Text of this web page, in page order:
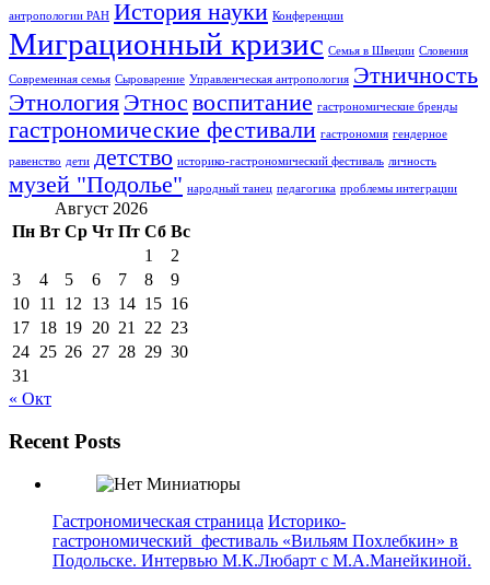
антропологии РАН История науки Конференции
Миграционный кризис Семья в Швеции Словения
Современная семья Сыроварение Управленческая антропология Этничность
Этнология Этнос воспитание гастрономические бренды
гастрономические фестивали гастрономия гендерное
равенство дети детство историко-гастрономический фестиваль личность
музей "Подолье" народный танец педагогика проблемы интеграции
Август 2026
Пн Вт Ср Чт Пт Сб Вс
1
2
3
4 5 6 7 8
9
10 11 12 13 14 15 16
17 18 19 20 21 22 23
24 25 26 27 28 29 30
31
« Окт
Recent Posts
Гастрономическая страница Историко-
гастрономический фестиваль «Вильям Похлебкин» в
Подольске. Интервью М.К.Любарт с М.А.Манейкиной.